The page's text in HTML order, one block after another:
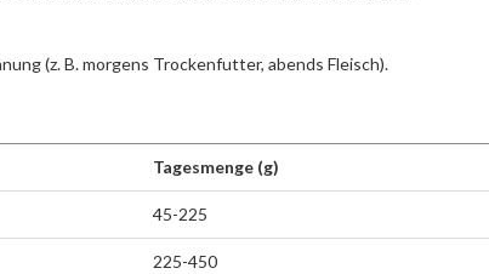
(z. B. morgens Trockenfutter, abends Fleisch).
Tagesmenge (g)
45-225
225-450